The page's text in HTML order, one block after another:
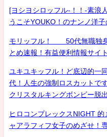
[ヨシヨシロッフル-！！-素浪
うこそYOUKO！のナンノ洋
モリッフル！ 50代無職独身
とめ速報！有益便利情報サ
ユキユキッフル！ど底辺的一
代！人生の強制ロスカットで
クリスタルキングボンビー脱
ヒロコンプレックスNIGHT
ャアラフィフ女子のめざせ！